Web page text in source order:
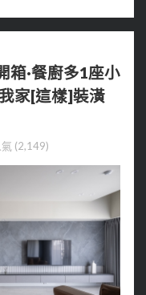
箱·餐廚多1座小
家[這樣]裝潢
氣 (2,149)